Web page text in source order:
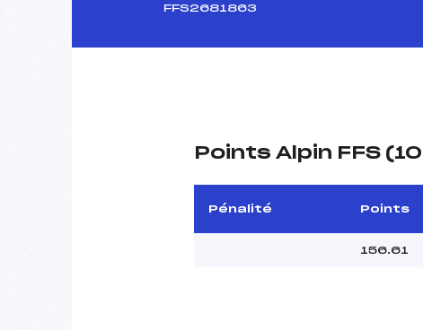
FFS2681863
Points Alpin FFS
Pénalité Points
156.61